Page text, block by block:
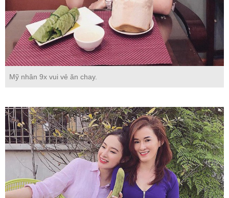
Mỹ nhân 9x vui vẻ ăn chay.